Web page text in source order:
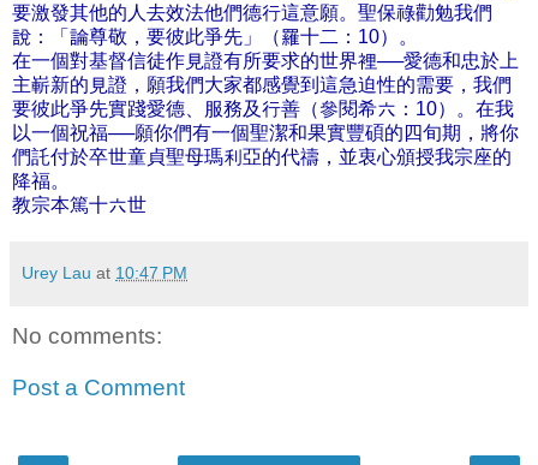
要激發其他的人去效法他們德行這意願。聖保祿勸勉我們
說：「論尊敬，要彼此爭先」（羅十二：10）。
在一個對基督信徒作見證有所要求的世界裡──愛德和忠於上
主嶄新的見證，願我們大家都感覺到這急迫性的需要，我們
要彼此爭先實踐愛德、服務及行善（參閱希六：10）。在我
以一個祝福──願你們有一個聖潔和果實豐碩的四旬期，將你
們託付於卒世童貞聖母瑪利亞的代禱，並衷心頒授我宗座的
降福。
教宗本篤十六世
Urey Lau at 10:47 PM
No comments:
Post a Comment